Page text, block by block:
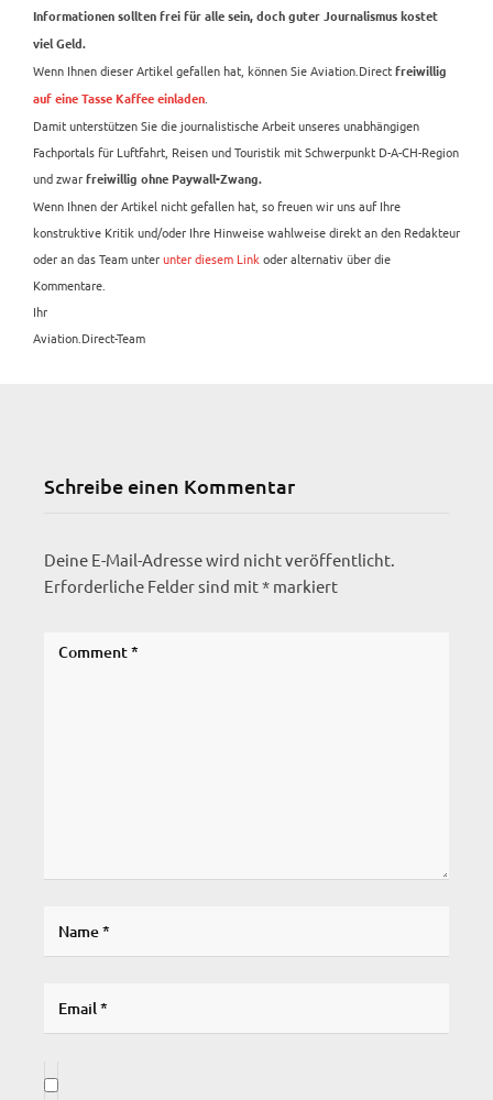
Informationen sollten frei für alle sein, doch guter Journalismus kostet
viel Geld.
Wenn Ihnen dieser Artikel gefallen hat, können Sie Aviation.Direct freiwillig
auf eine Tasse Kaffee einladen
Damit unterstützen Sie die journalistische Arbeit unseres unabhängigen
Fachportals für Luftfahrt, Reisen und Touristik mit Schwerpunkt D-A-CH-Region
und zwar freiwillig ohne Paywall-Zwang.
Wenn Ihnen der Artikel nicht gefallen hat, so freuen wir uns auf Ihre
konstruktive Kritik und/oder Ihre Hinweise wahlweise direkt an den Redakteur
oder an das Team unterunter diesem Link oder alternativ über die
Kommentare.
Ihr
Aviation.Direct-Team
Schreibe einen Kommentar
Deine E-Mail-Adresse wird nicht veröffentlicht.
Erforderliche Felder sind mit* markiert